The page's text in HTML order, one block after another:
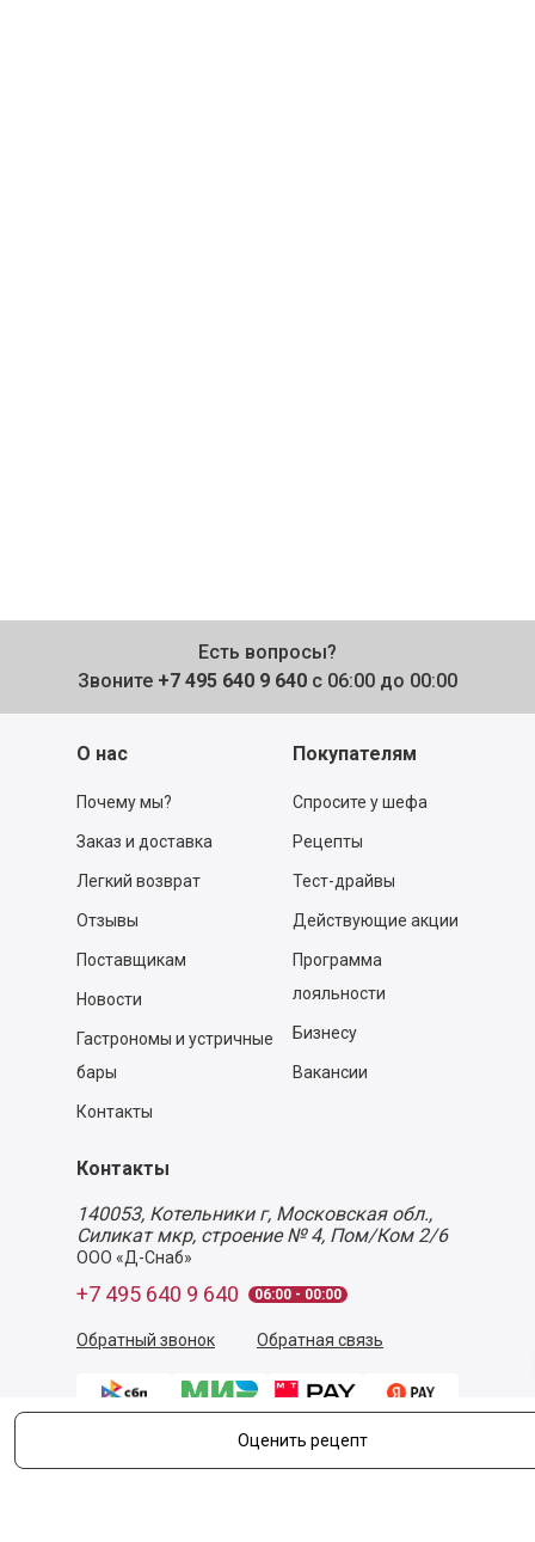
Оценить рецепт
Есть вопросы?
Звоните +7 495 640 9 640 с 06:00 до 00:00
О нас
Почему мы?
Заказ и доставка
Легкий возврат
Отзывы
Поставщикам
Новости
Гастрономы и устричные
бары
Контакты
Покупателям
Спросите у шефа
Рецепты
Тест-драйвы
Действующие акции
Программа
лояльности
Бизнесу
Вакансии
Контакты
140053, Котельники г, Московская обл.,
Силикат мкр, строение № 4, Пом/Ком 2/6
ООО «Д-Снаб»
+7 495 640 9 640 06:00 - 00:00
Обратный звонок Обратная связь